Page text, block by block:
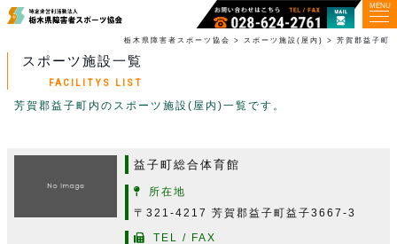
MENU
栃木県障害者スポーツ協会 > スポーツ施設(屋内) > 芳賀郡益子町
スポーツ施設一覧
FACILITYS LIST
芳賀郡益子町内のスポーツ施設(屋内)一覧です。
益子町総合体育館
所在地
〒321-4217 芳賀郡益子町益子3667-3
TEL / FAX